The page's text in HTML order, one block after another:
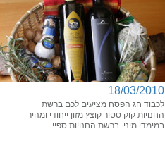
18/03/2010
לכבוד חג הפסח מציעים לכם ברשת
החנויות קוק סטור קוצץ מזון ייחודי ומהיר
במימדי מיני. ברשת החנויות ספיי...